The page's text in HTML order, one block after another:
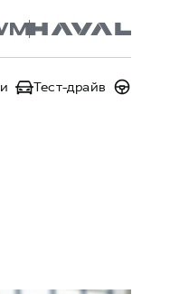
Тест-драйв